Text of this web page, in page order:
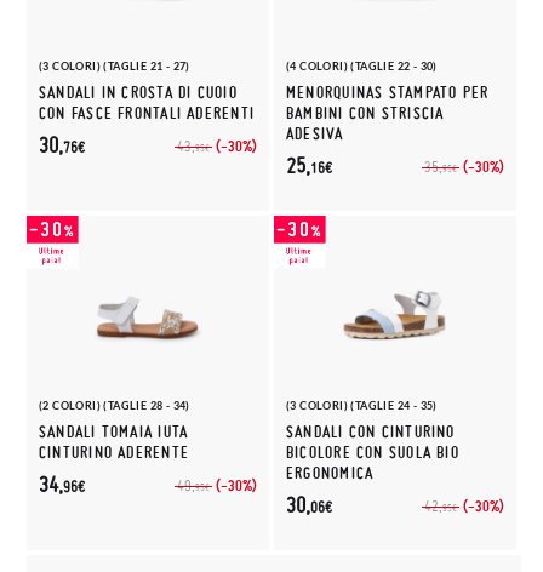
(3 COLORI) (TAGLIE 21 - 27)
SANDALI IN CROSTA DI CUOIO
CON FASCE FRONTALI ADERENTI
43,95€ (-30%)
30,76€
(4 COLORI) (TAGLIE 22 - 30)
MENORQUINAS STAMPATO PER
BAMBINI CON STRISCIA
ADESIVA
35,95€ (-30%)
25,16€
(2 COLORI) (TAGLIE 28 - 34)
SANDALI TOMAIA IUTA
CINTURINO ADERENTE
49,95€ (-30%)
34,96€
(3 COLORI) (TAGLIE 24 - 35)
SANDALI CON CINTURINO
BICOLORE CON SUOLA BIO
ERGONOMICA
42,95€ (-30%)
30,06€